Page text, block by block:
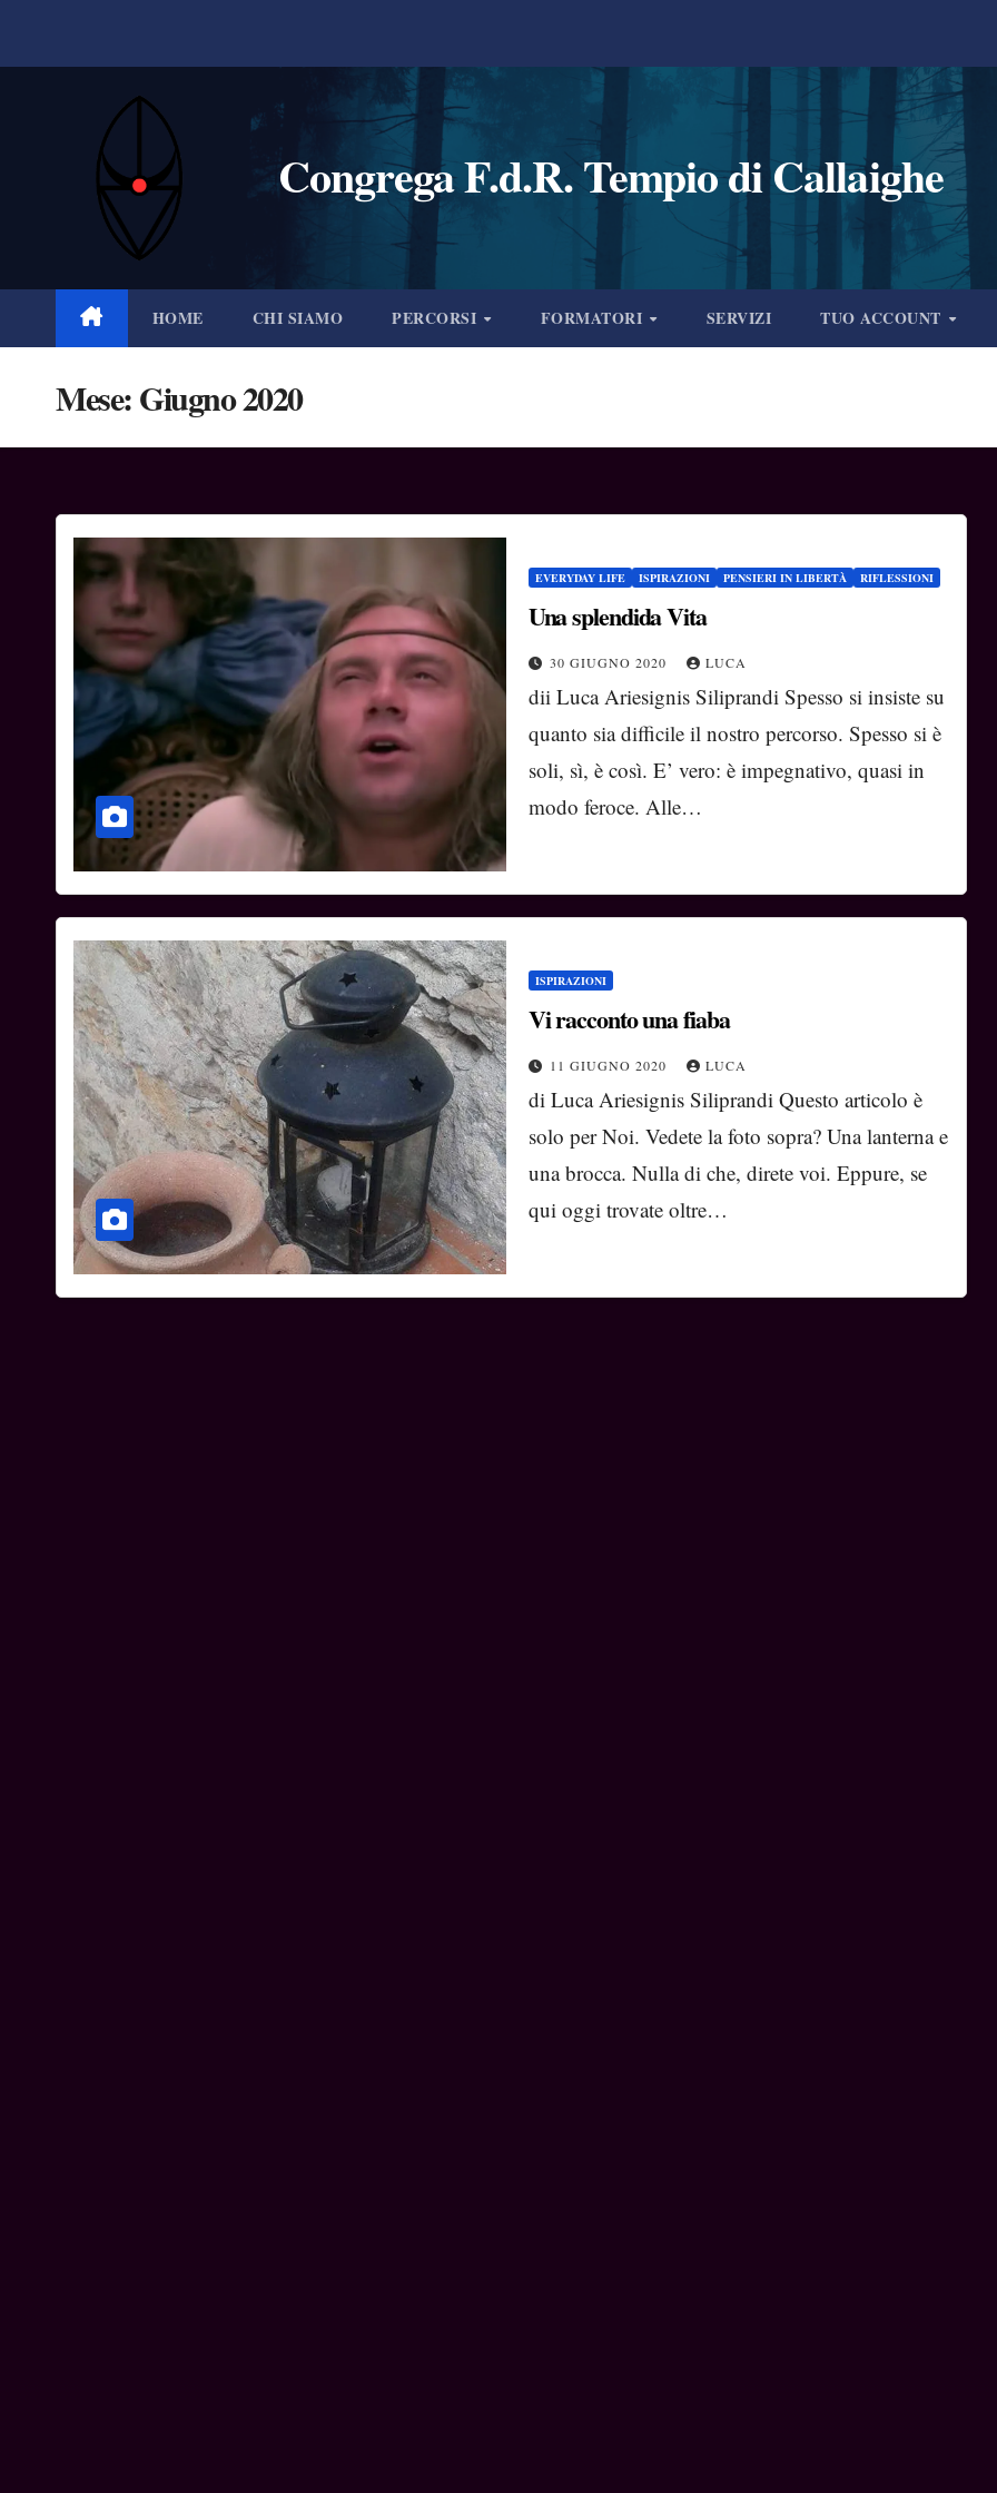
Congrega F.d.R. Tempio di Callaighe
HOME CHI SIAMO PERCORSI FORMATORI SERVIZI TUO ACCOUNT
Mese:Giugno 2020
EVERYDAY LIFE ISPIRAZIONI PENSIERI IN LIBERTÀ RIFLESSIONI
Una splendida Vita
30 GIUGNO 2020 LUCA
dii Luca Ariesignis Siliprandi Spesso si insiste su
quanto sia difficile il nostro percorso. Spesso si è
soli, sì, è così. E’ vero: è impegnativo, quasi in
modo feroce. Alle…
ISPIRAZIONI
Vi racconto una fiaba
11 GIUGNO 2020 LUCA
di Luca Ariesignis Siliprandi Questo articolo è
solo per Noi. Vedete la foto sopra? Una lanterna e
una brocca. Nulla di che, direte voi. Eppure, se
qui oggi trovate oltre…